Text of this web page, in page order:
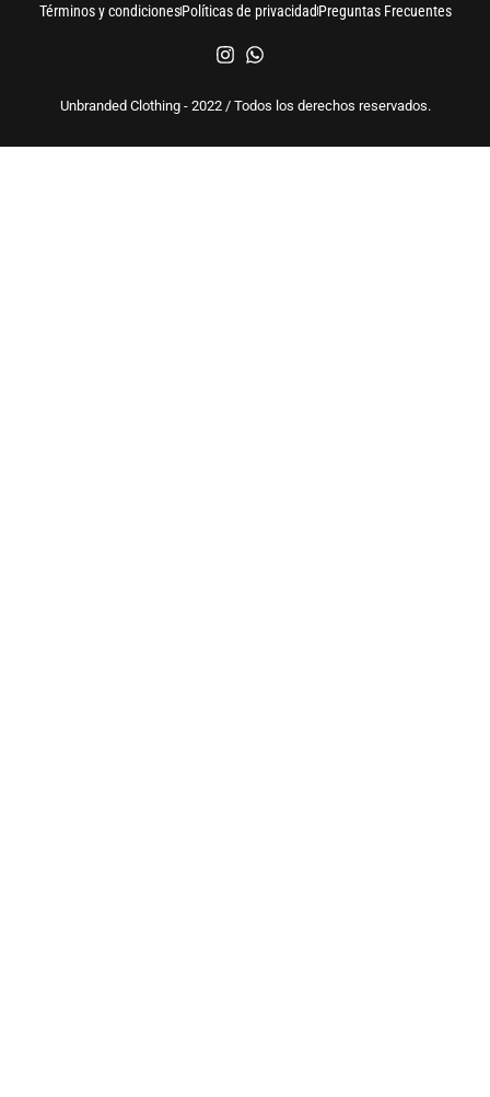
Términos y condicionesPolíticas de privacidadPreguntas Frecuentes
Unbranded Clothing - 2022 / Todos los derechos reservados.